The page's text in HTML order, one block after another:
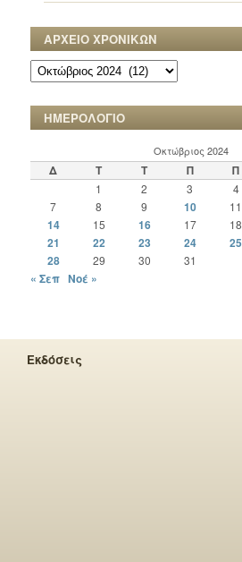
ΑΡΧΕΙΟ ΧΡΟΝΙΚΩΝ
ΑΡΧΕΙΟ
ΧΡΟΝΙΚΩΝ
ΗΜΕΡΟΛΟΓΙΟ
Οκτώβριος 2024
Δ Τ Τ Π Π
1 2 3 4
7 8 9 10 11
14 15 16 17 18
21 22 23 24 25
28
29 30 31
« Σεπ Νοέ »
Εκδόσεις